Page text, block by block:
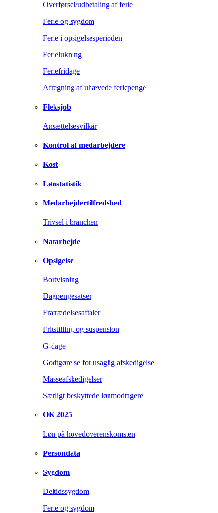
Overførsel/udbetaling af ferie
Ferie og sygdom
Ferie i opsigelsesperioden
Ferielukning
Feriefridage
Afregning af uhævede feriepenge
Fleksjob
Ansættelsesvilkår
Kontrol af medarbejdere
Kost
Lønstatistik
Medarbejdertilfredshed
Trivsel i branchen
Natarbejde
Opsigelse
Bortvisning
Dagpengesatser
Fratrædelsesaftaler
Fritstilling og suspension
G-dage
Godtgørelse for usaglig afskedigelse
Masseafskedigelser
Særligt beskyttede lønmodtagere
OK 2025
Løn på hovedoverenskomsten
Persondata
Sygdom
Deltidssygdom
Ferie og sygdom